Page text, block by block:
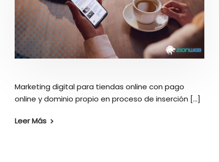
Marketing digital para tiendas online con pago
online y dominio propio en proceso de inserción [...]
Leer Más